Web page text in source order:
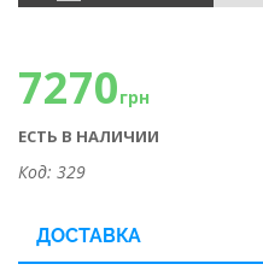
7270грн
ЕСТЬ В НАЛИЧИИ
Код: 329
ДОСТАВКА